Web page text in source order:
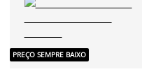
PREÇO SEMPRE BAIXO